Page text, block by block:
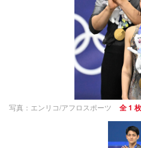
写真：エンリコ/アフロスポーツ 全 1 枚